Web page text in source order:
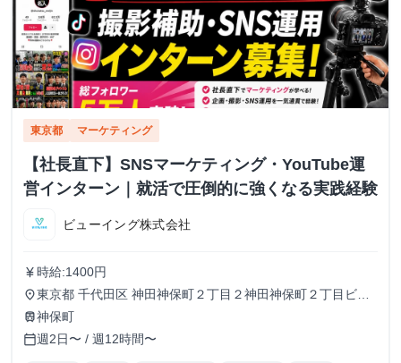
東京都 マーケティング
【社長直下】SNSマーケティング・YouTube運
営インターン｜就活で圧倒的に強くなる実践経験
ビューイング株式会社
currency_yen 時給:1400円
place東京都 千代田区 神田神保町２丁目２神田神保町２丁目ビル
５０２号室
train神保町
calendar_today週2日〜 / 週12時間〜